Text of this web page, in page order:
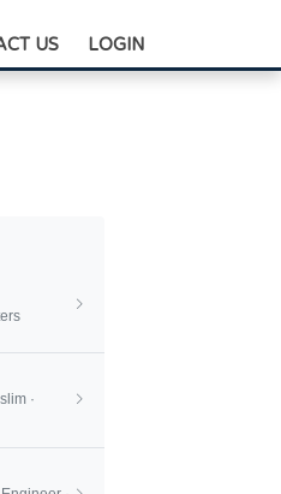
US LOGIN
·